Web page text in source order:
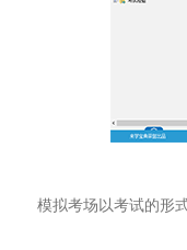
模拟考场以考试的形